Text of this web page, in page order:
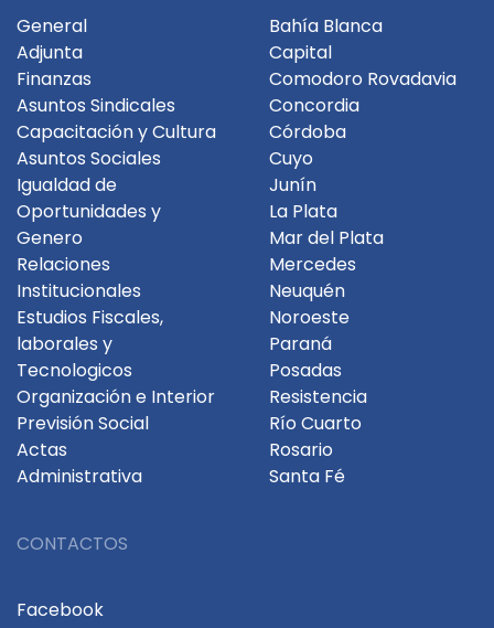
General
Adjunta
Finanzas
Asuntos Sindicales
Capacitación y Cultura
Asuntos Sociales
Igualdad de
Oportunidades y
Genero
Relaciones
Institucionales
Estudios Fiscales,
laborales y
Tecnologicos
Organización e Interior
Previsión Social
Actas
Administrativa
CONTACTOS
Facebook
Bahía Blanca
Capital
Comodoro Rovadavia
Concordia
Córdoba
Cuyo
Junín
La Plata
Mar del Plata
Mercedes
Neuquén
Noroeste
Paraná
Posadas
Resistencia
Río Cuarto
Rosario
Santa Fé